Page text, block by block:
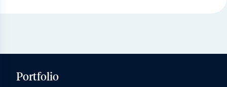
Portfolio